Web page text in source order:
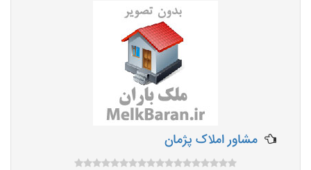
مشاور املاک پژمان